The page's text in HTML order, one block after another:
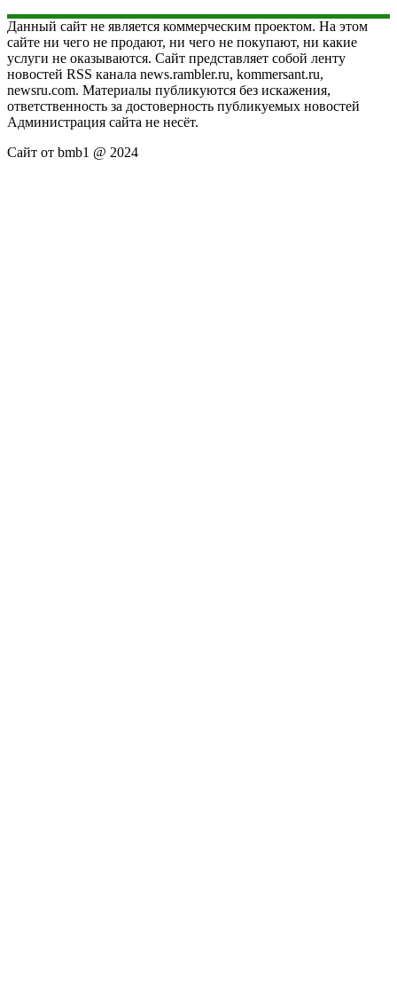
Данный сайт не является коммерческим проектом. На этом
сайте ни чего не продают, ни чего не покупают, ни какие
услуги не оказываются. Сайт представляет собой ленту
новостей RSS канала news.rambler.ru, kommersant.ru,
newsru.com. Материалы публикуются без искажения,
ответственность за достоверность публикуемых новостей
Администрация сайта не несёт.
Сайт от bmb1 @ 2024